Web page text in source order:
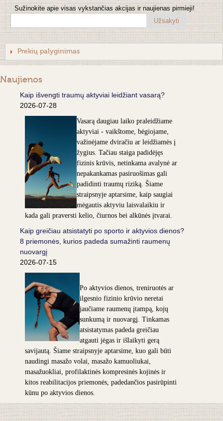
Sužinokite apie visas vykstančias akcijas ir naujienas pirmieji!
Užsakyti
Prekių palyginimas
Naujienos
Kaip išvengti traumų aktyviai leidžiant vasarą?
2026-07-28
Vasarą daugiau laiko praleidžiame
aktyviai - vaikštome, bėgiojame,
važinėjame dviračiu ar leidžiamės į
žygius. Tačiau staiga padidėjęs
fizinis krūvis, netinkama avalynė ar
nepakankamas pasiruošimas gali
padidinti traumų riziką. Šiame
straipsnyje aptarsime, kaip saugiai
mėgautis aktyviu laisvalaikiu ir
kada gali praversti kelio, čiurnos bei alkūnės įtvarai.
Kaip greičiau atsistatyti po sporto ir aktyvios dienos?
8 priemonės, kurios padeda sumažinti raumenų
nuovargį
2026-07-15
Po aktyvios dienos, treniruotės ar
ilgesnio fizinio krūvio neretai
jaučiame raumenų įtampą, kojų
sunkumą ir nuovargį. Tinkamas
atsistatymas padeda greičiau
atgauti jėgas ir išlaikyti gerą
savijautą. Šiame straipsnyje aptarsime, kuo gali būti
naudingi masažo volai, masažo kamuoliukai,
masažuokliai, profilaktinės kompresinės kojinės ir
kitos reabilitacijos priemonės, padedančios pasirūpinti
kūnu po aktyvios dienos.